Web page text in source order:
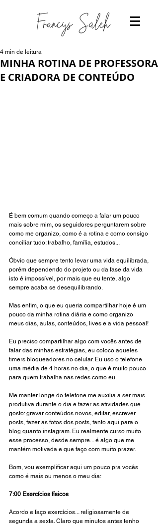
MINHA ROTINA DE PROFESSORA
E CRIADORA DE CONTEÚDO
4 min de leitura
É bem comum quando começo a falar um pouco
mais sobre mim, os seguidores perguntarem sobre
como me organizo, como é a rotina e como consigo
conciliar tudo: trabalho, família, estudos...
Óbvio que sempre tento levar uma vida equilibrada,
porém dependendo do projeto ou da fase da vida
isto é impossível, por mais que eu tente, algo
sempre acaba se desequilibrando.
Mas enfim, o que eu queria compartilhar hoje é um
pouco da minha rotina diária e como organizo
meus dias, aulas, conteúdos, lives e a vida pessoal!
Eu preciso compartilhar algo com vocês antes de
falar das minhas estratégias, eu coloco aqueles
timers bloqueadores no celular. Eu uso o telefone
uma média de 4 horas no dia, o que é muito pouco
para quem trabalha nas redes como eu.
Me manter longe do telefone me auxilia a ser mais
produtiva durante o dia e fazer as atividades que
gosto: gravar conteúdos novos, editar, escrever
posts, fazer as fotos dos posts, tanto aqui para o
blog quanto instagram. Eu realmente curso muito
esse processo, desde sempre... é algo que me
mantém motivada e que faço com muito prazer.
Bom, vou exemplificar aqui um pouco pra vocês
como é mais ou menos o meu dia:
7:00 Exercícios físicos
Acordo e faço exercícios... religiosamente de
segunda a sexta. Claro que minutos antes tenho